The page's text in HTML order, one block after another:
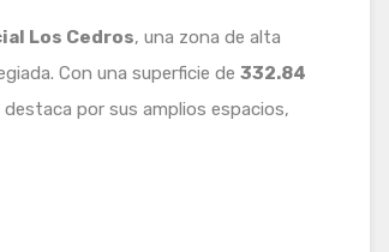
Los Cedros, una zona de alta
Con una superficie de 332.84
por sus amplios espacios,